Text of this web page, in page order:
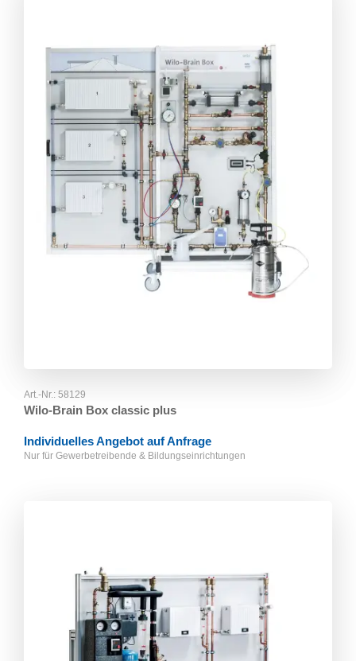
Art.-Nr.: 58129
Wilo-Brain Box classic plus
Individuelles Angebot auf Anfrage
Nur für Gewerbetreibende & Bildungseinrichtungen